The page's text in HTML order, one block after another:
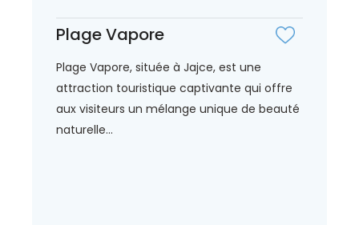
Plage Vapore
Plage Vapore, située à Jajce, est une
attraction touristique captivante qui offre
aux visiteurs un mélange unique de beauté
naturelle...